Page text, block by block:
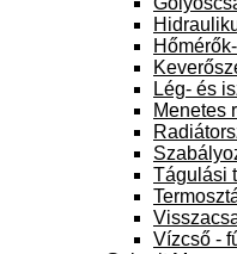
Lég- és
Menetes
Tágulási
Vízcső -